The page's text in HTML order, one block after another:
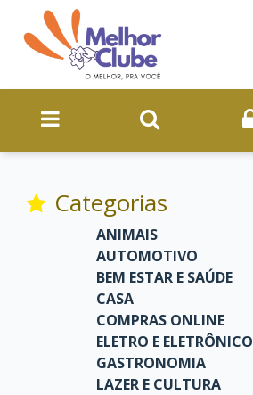
Categorias
ANIMAIS
AUTOMOTIVO
BEM ESTAR E SAÚDE
CASA
COMPRAS ONLINE
ELETRO E ELETRÔNICO
GASTRONOMIA
LAZER E CULTURA